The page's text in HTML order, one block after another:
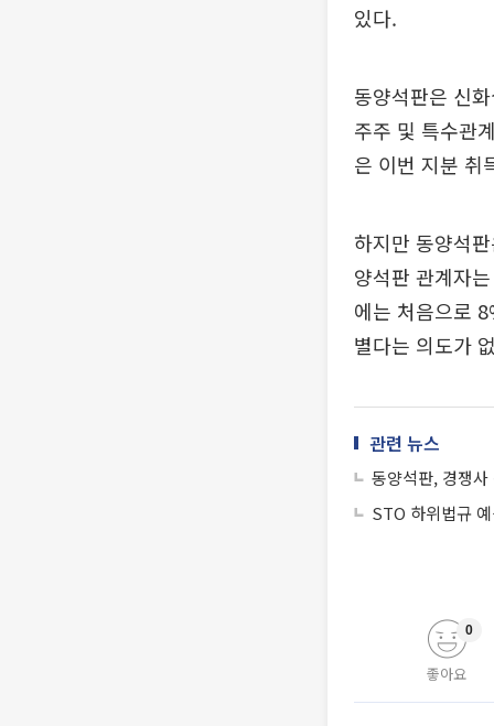
있다.
동양석판은 신
주주 및 특수관
은 이번 지분 취
하지만 동양석
양석판 관계자
에는 처음으로
별다는 의도가
관련 뉴스
동양석판, 경쟁
STO 하위법규
좋아요
0